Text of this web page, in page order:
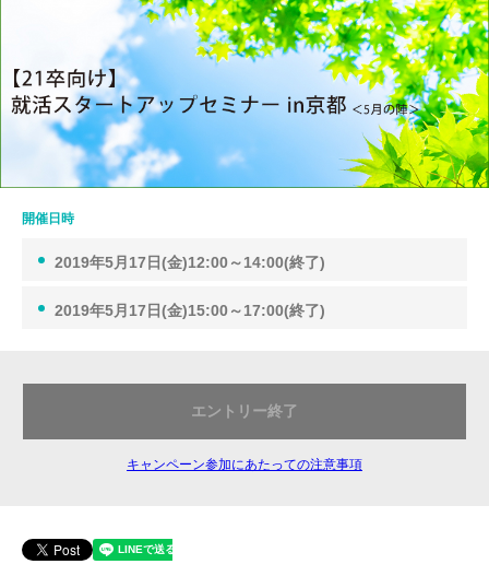
開催日時
2019年5月17日(金)12:00～14:00(終了)
2019年5月17日(金)15:00～17:00(終了)
エントリー終了
キャンペーン参加にあたっての注意事項